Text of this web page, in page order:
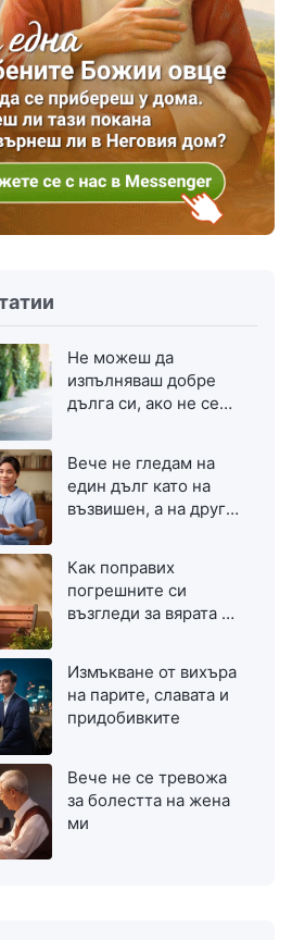
Не можеш да
изпълняваш добре
дълга си, ако не се
Вече не гледам на
един дълг като на
възвишен, а на друг
Как поправих
погрешните си
възгледи за вярата в
Измъкване от вихъра
на парите, славата и
придобивките
Вече не се тревожа
за болестта на жена
ми